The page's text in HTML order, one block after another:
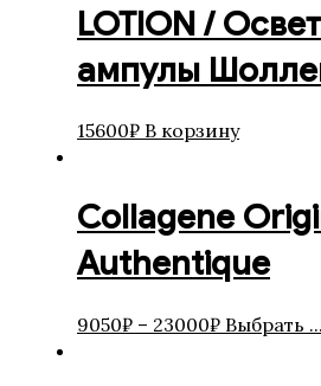
LOTION /
ампулы
15600₽ В корзину
Collagene
Authentique
9050₽ – 23000₽ Выбрать ...